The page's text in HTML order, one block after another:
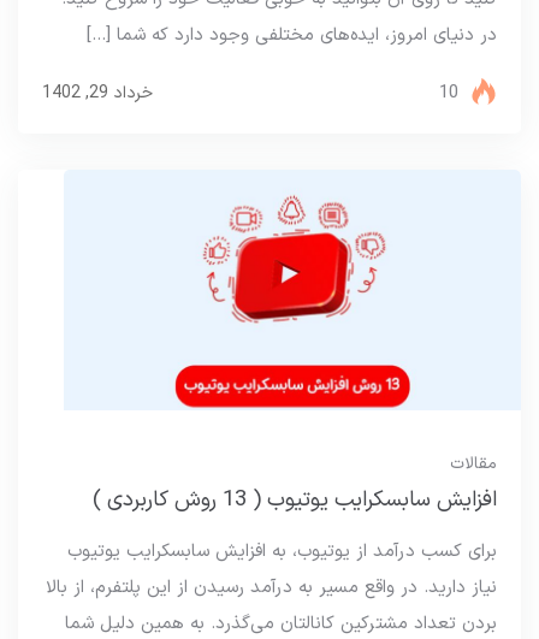
در دنیای امروز، ایده‌های مختلفی وجود دارد که شما […]
خرداد 29, 1402 10
مقالات
افزایش سابسکرایب یوتیوب ( 13 روش کاربردی )
برای کسب درآمد از یوتیوب، به افزایش سابسکرایب یوتیوب
نیاز دارید. در واقع مسیر به درآمد رسیدن از این پلتفرم، از بالا
بردن تعداد مشترکین کانالتان می‌گذرد. به همین دلیل شما